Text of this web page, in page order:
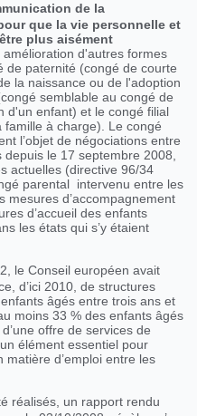
de la
que la vie personnelle et
plus aisément
d'autres formes
de paternité (congé de courte
la naissance ou de l'adoption
semblable au congé de
d'un enfant) et le congé filial
à charge). Le congé
l’objet de négociations entre
le 17 septembre 2008,
actuelles (directive 96/34
parental intervenu entre les
mesures d’accompagnement
d’accueil des enfants
les états qui s’y étaient
le Conseil européen avait
d’ici 2010, de structures
âgés entre trois ans et
moins 33 % des enfants âgés
offre de services de
élément essentiel pour
matière d’emploi entre les
réalisés, un rapport rendu